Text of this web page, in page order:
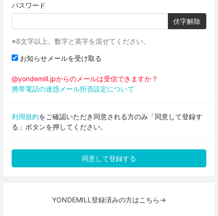
パスワード
伏字解除
※8文字以上。数字と英字を混ぜてください。
お知らせメールを受け取る
@yondemill.jpからのメールは受信できますか？
携帯電話の迷惑メール拒否設定について
利用規約をご確認いただき同意される方のみ「同意して登録す
る」ボタンを押してください。
YONDEMILL登録済みの方はこちら→